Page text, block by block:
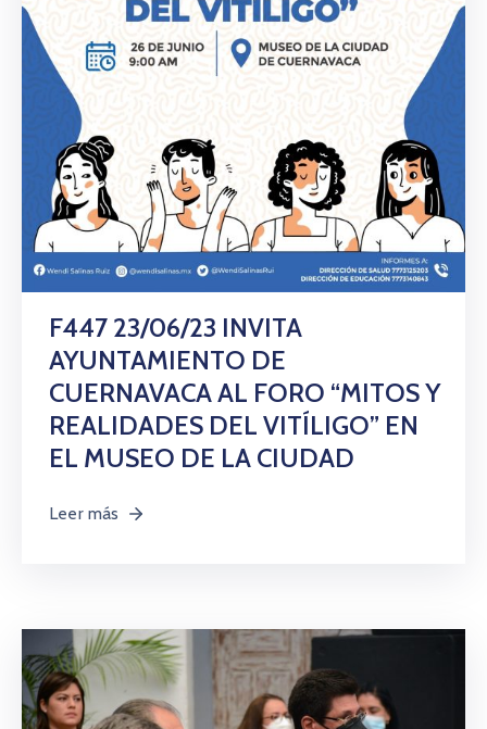
F447 23/06/23 INVITA
AYUNTAMIENTO DE
CUERNAVACA AL FORO “MITOS Y
REALIDADES DEL VITÍLIGO” EN
EL MUSEO DE LA CIUDAD
Leer más